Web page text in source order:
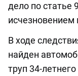
дело по статье
исчезновением
В ходе
найден
труп 34-